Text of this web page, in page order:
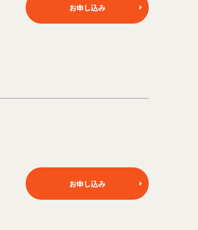
お申し込み
お申し込み